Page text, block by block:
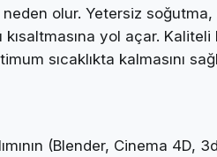
olur. Yetersiz soğutma,
yol açar.
sıcaklıkta kalmasını
(Blender, Cinema 4D,